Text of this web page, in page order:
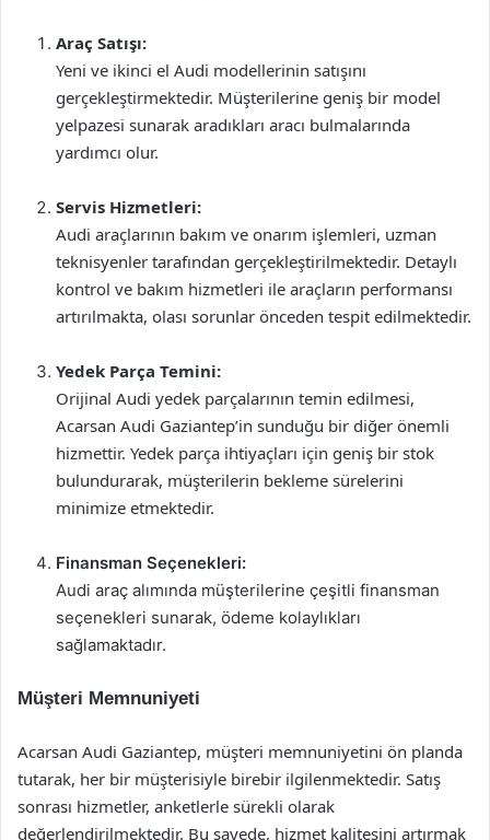
Araç Satışı:
Yeni ve ikinci el Audi modellerinin satışını
gerçekleştirmektedir. Müşterilerine geniş bir model
yelpazesi sunarak aradıkları aracı bulmalarında
yardımcı olur.
Servis Hizmetleri:
Audi araçlarının bakım ve onarım işlemleri, uzman
teknisyenler tarafından gerçekleştirilmektedir. Detaylı
kontrol ve bakım hizmetleri ile araçların performansı
artırılmakta, olası sorunlar önceden tespit edilmektedir.
Yedek Parça Temini:
Orijinal Audi yedek parçalarının temin edilmesi,
Acarsan Audi Gaziantep’in sunduğu bir diğer önemli
hizmettir. Yedek parça ihtiyaçları için geniş bir stok
bulundurarak, müşterilerin bekleme sürelerini
minimize etmektedir.
Finansman Seçenekleri:
Audi araç alımında müşterilerine çeşitli finansman
seçenekleri sunarak, ödeme kolaylıkları
sağlamaktadır.
Müşteri Memnuniyeti
Acarsan Audi Gaziantep, müşteri memnuniyetini ön planda
tutarak, her bir müşterisiyle birebir ilgilenmektedir. Satış
sonrası hizmetler, anketlerle sürekli olarak
değerlendirilmektedir. Bu sayede, hizmet kalitesini artırmak